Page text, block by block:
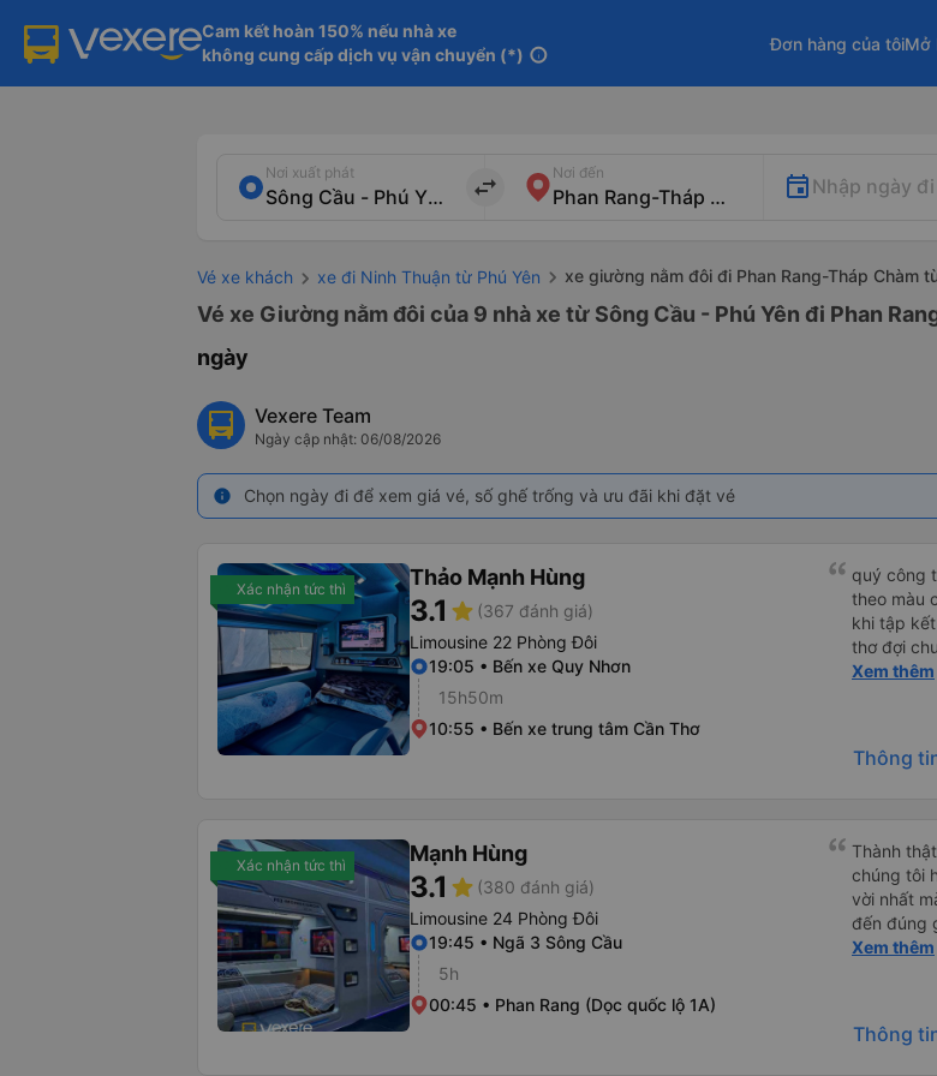
Cam kết hoàn 150% nếu nhà xe
không cung cấp dịch vụ vận chuyển (*) info
Đơn hàng của tôiMở
Nơi xuất phát
import_export
Nơi đến
Nhập ngày đi
Vé xe khách xe đi Ninh Thuận từ Phú Yên xe giường nằm đôi đi Phan Rang-Tháp Chàm
Vé xe Giường nằm đôi của 9 nhà xe từ Sông Cầu - Phú Yên đi Phan
ngày
Vexere Team
Ngày cập nhật: 06/08/2026
info Chọn ngày đi để xem giá vé, số ghế trống và ưu đãi khi đặt vé
Xác nhận tức thì Thảo Mạnh Hùng
3.1 star (367 đánh giá)
Limousine 22 Phòng Đôi
19:05 • Bến xe Quy Nhơn
15h50m
10:55 • Bến xe trung tâm Cần Thơ
quý công ty nên: 1) kiểm tra và dán
theo màu
khi tập
thơ đợi chung 1
của quý
cải thiện ngày một
và
là nhà xe
Xem thêm
Thông
Xác nhận tức thì Mạnh Hùng
3.1 star (380 đánh giá)
Limousine 24 Phòng Đôi
19:45 • Ngã 3 Sông Cầu
5h
00:45 • Phan Rang (Dọc quốc lộ 1A)
Thành
chúng tôi
vời nhất
đến đúng
vẫn hơi
Xem thêm
Thông